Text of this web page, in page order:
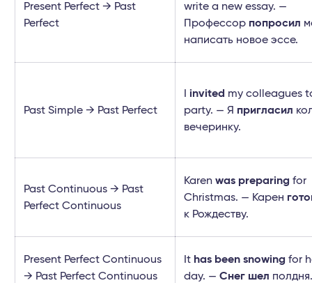
Present Perfect → Past
Perfect
write a new essay. —
Профессор попросил
написать новое эссе.
Past Simple → Past Perfect
invited my colleagues
party. — Я пригласил
вечеринку.
Past Continuous → Past
Perfect Continuous
Karen was preparing for
Christmas. — Карен
к Рождеству.
Present Perfect Continuous
→ Past Perfect Continuous
It has been snowing for
day. — Снег шел полдня.